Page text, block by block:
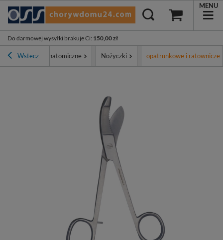
Do darmowej wysyłki brakuje Ci: 150,00 zł
MENU
Wstecz
chirurgiczne i anatomiczne Nożyczki opatrunkowe i ratownicze